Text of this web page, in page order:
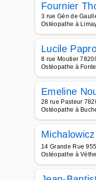
Fournier
3 rue Gén de
Ostéopathe à
Lucile
8 rue Moutier
Ostéopathe à
Emeline
28 rue Pasteur
Ostéopathe à
14 Grande Rue
Ostéopathe à